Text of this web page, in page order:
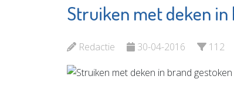
Struiken met deken in
Redactie 30-04-2016 112
Waterweg
Bekijk de pagina